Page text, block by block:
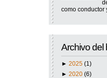
como conductor
Archivo del
► 2025 (1)
► 2020 (6)